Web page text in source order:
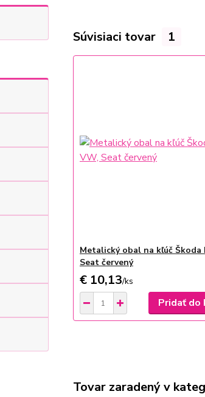
Súvisiaci tovar 1
Metalický obal na kľúč Škoda
Seat červený
€ 10,13/ks
Pridať do
Tovar zaradený v